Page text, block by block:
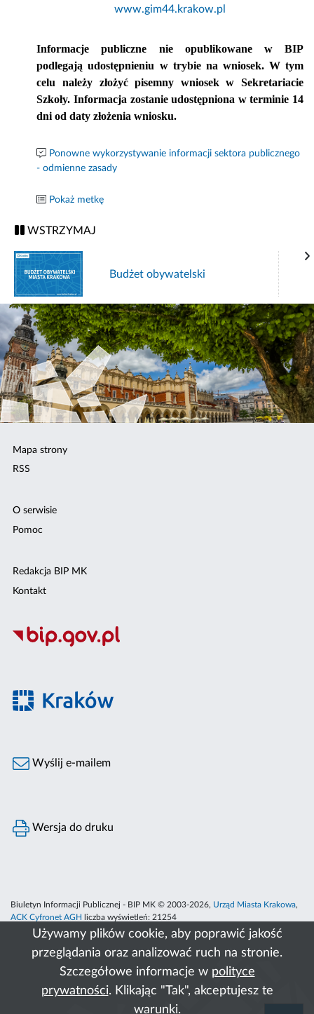
Używamy plików cookie, aby poprawić jakość
przeglądania oraz analizować ruch na stronie.
Szczegółowe informacje w polityce
prywatności. Klikając "Tak", akceptujesz te
warunki.
www.gim44.krakow.pl
Informacje publiczne nie opublikowane w BIP
podlegają udostępnieniu w trybie na wniosek. W tym
celu należy złożyć pisemny wniosek w Sekretariacie
Szkoły. Informacja zostanie udostępniona w terminie 14
dni od daty złożenia wniosku.
Ponowne wykorzystywanie informacji sektora publicznego
- odmienne zasady
Pokaż metkę
WSTRZYMAJ
Budżet obywatelski
Mapa strony
RSS
O serwisie
Pomoc
Redakcja BIP MK
Kontakt
Wyślij e-mailem
Wersja do druku
Biuletyn Informacji Publicznej - BIP MK © 2003-2026, Urząd Miasta Krakowa,
ACK Cyfronet AGH liczba wyświetleń: 21254